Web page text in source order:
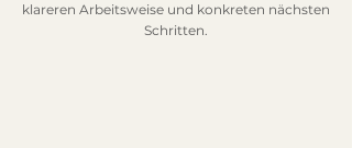
klareren Arbeitsweise und konkreten nächsten
Schritten.